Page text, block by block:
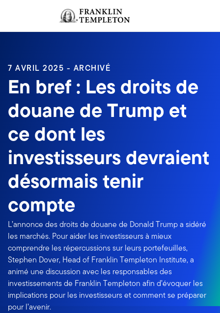
Header menu toggle
Ouverture de session
7 AVRIL 2025 - ARCHIVÉ
En bref : Les droits de
douane de Trump et
ce dont les
investisseurs devraient
désormais tenir
compte
L’annonce des droits de douane de Donald Trump a sidéré
les marchés. Pour aider les investisseurs à mieux
comprendre les répercussions sur leurs portefeuilles,
Stephen Dover, Head of Franklin Templeton Institute, a
animé une discussion avec les responsables des
investissements de Franklin Templeton afin d’évoquer les
implications pour les investisseurs et comment se préparer
pour l’avenir.